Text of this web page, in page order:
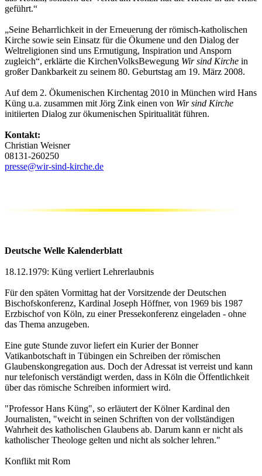
geführt.“
„Seine Beharrlichkeit in der Erneuerung der römisch-katholischen
Kirche sowie sein Einsatz für die Ökumene und den Dialog der
Weltreligionen sind uns Ermutigung, Inspiration und Ansporn
zugleich“, erklärte die KirchenVolksBewegung Wir sind Kirche in
großer Dankbarkeit zu seinem 80. Geburtstag am 19. März 2008.
Auf dem 2. Ökumenischen Kirchentag 2010 in München wird Hans
Küng u.a. zusammen mit Jörg Zink einen von Wir sind Kirche
initiierten Dialog zur ökumenischen Spiritualität führen.
Kontakt:
Christian Weisner
08131-260250
presse@wir-sind-kirche.de
Deutsche Welle Kalenderblatt
18.12.1979: Küng verliert Lehrerlaubnis
Für den späten Vormittag hat der Vorsitzende der Deutschen
Bischofskonferenz, Kardinal Joseph Höffner, von 1969 bis 1987
Erzbischof von Köln, zu einer Pressekonferenz eingeladen - ohne
das Thema anzugeben.
Eine gute Stunde zuvor liefert ein Kurier der Bonner
Vatikanbotschaft in Tübingen ein Schreiben der römischen
Glaubenskongregation aus. Doch der Adressat ist verreist und kann
nur telefonisch verständigt werden, dass in Köln die Öffentlichkeit
über das römische Schreiben informiert wird.
"Professor Hans Küng", so erläutert der Kölner Kardinal den
Journalisten, "weicht in seinen Schriften von der vollständigen
Wahrheit des katholischen Glaubens ab. Darum kann er nicht als
katholischer Theologe gelten und nicht als solcher lehren."
Konflikt mit Rom